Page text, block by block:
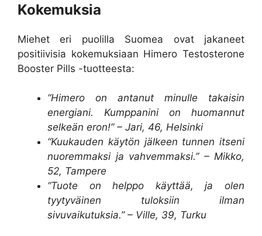
Kokemuksia
Miehet eri puolilla Suomea ovat jakaneet
positiivisia kokemuksiaan Himero Testosterone
Booster Pills -tuotteesta:
“Himero on antanut minulle takaisin
energiani. Kumppanini on huomannut
selkeän eron!” – Jari, 46, Helsinki
“Kuukauden käytön jälkeen tunnen itseni
nuoremmaksi ja vahvemmaksi.” – Mikko,
52, Tampere
“Tuote on helppo käyttää, ja olen
tyytyväinen tuloksiin ilman
sivuvaikutuksia.” – Ville, 39, Turku